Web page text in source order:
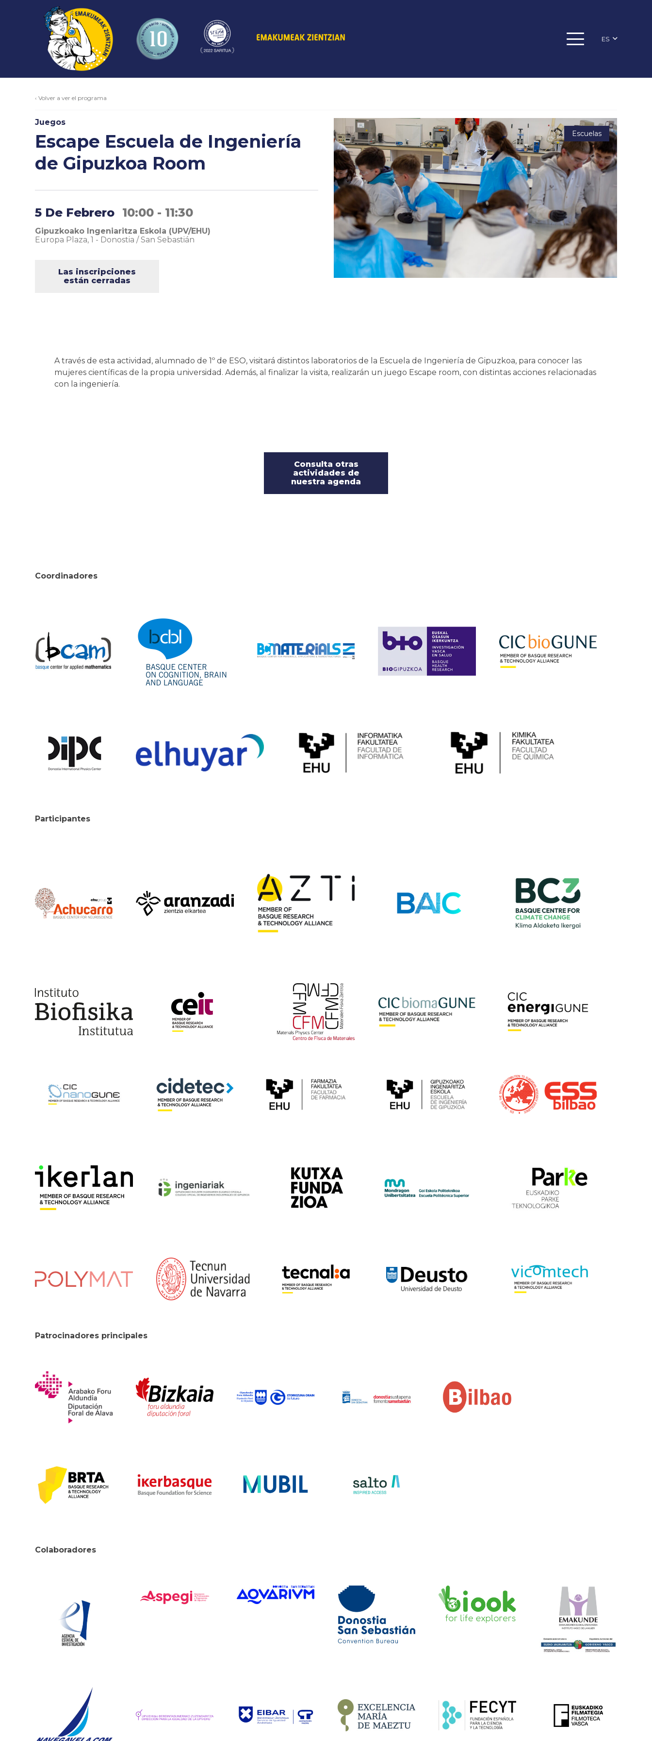
ES
‹ Volver a ver el programa
Juegos
Escape Escuela de Ingeniería
de Gipuzkoa Room
5 De Febrero 10:00 - 11:30
Gipuzkoako Ingeniaritza Eskola (UPV/EHU)
Europa Plaza, 1 - Donostia / San Sebastián
Las inscripciones
están cerradas
Escuelas
A través de esta actividad, alumnado de 1º de ESO, visitará distintos laboratorios de la Escuela de Ingeniería de Gipuzkoa, para conocer las
mujeres científicas de la propia universidad. Además, al finalizar la visita, realizarán un juego Escape room, con distintas acciones relacionadas
con la ingeniería.
Consulta otras
actividades de
nuestra agenda
Coordinadores
Participantes
Patrocinadores principales
Colaboradores